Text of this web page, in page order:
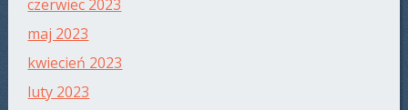
czerwiec 2023
maj 2023
kwiecień 2023
luty 2023